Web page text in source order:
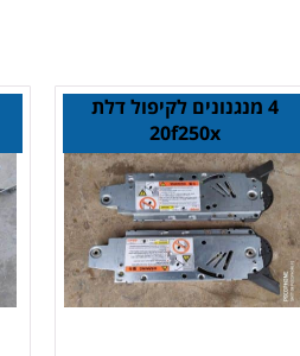
4 מנגנונים לקיפול דלת
20f250x